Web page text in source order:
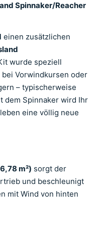
Spinnaker/Reacher
einen zusätzlichen
wurde speziell
Vorwindkursen oder
– typischerweise
dem Spinnaker wird Ihr
eine völlig neue
m²) sorgt der
und beschleunigt
mit Wind von hinten